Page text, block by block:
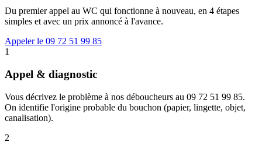
Du premier appel au WC qui fonctionne à nouveau, en 4 étapes
simples et avec un prix annoncé à l'avance.
Appeler le 09 72 51 99 85
1
Appel & diagnostic
Vous décrivez le problème à nos déboucheurs au 09 72 51 99 85.
On identifie l'origine probable du bouchon (papier, lingette, objet,
canalisation).
2